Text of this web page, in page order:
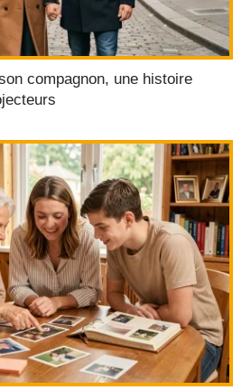
compagnon, une histoire